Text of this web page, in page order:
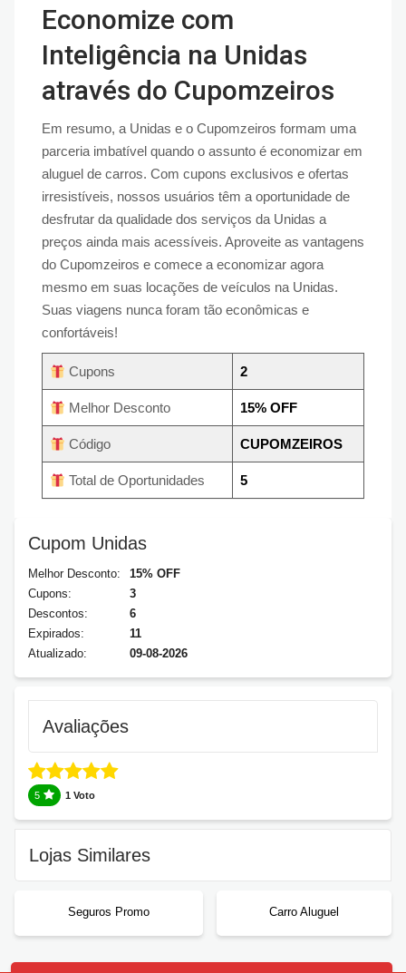
Economize com
Inteligência na Unidas
através do Cupomzeiros
Em resumo, a Unidas e o Cupomzeiros formam uma
parceria imbatível quando o assunto é economizar em
aluguel de carros. Com cupons exclusivos e ofertas
irresistíveis, nossos usuários têm a oportunidade de
desfrutar da qualidade dos serviços da Unidas a
preços ainda mais acessíveis. Aproveite as vantagens
do Cupomzeiros e comece a economizar agora
mesmo em suas locações de veículos na Unidas.
Suas viagens nunca foram tão econômicas e
confortáveis!
Cupons 2
Melhor Desconto 15% OFF
Código CUPOMZEIROS
Total de Oportunidades 5
Cupom Unidas
Melhor Desconto:
15% OFF
Cupons:
3
Descontos:
6
Expirados:
11
Atualizado:
09-08-2026
Avaliações
5 1 Voto
Lojas Similares
Seguros Promo Carro Aluguel